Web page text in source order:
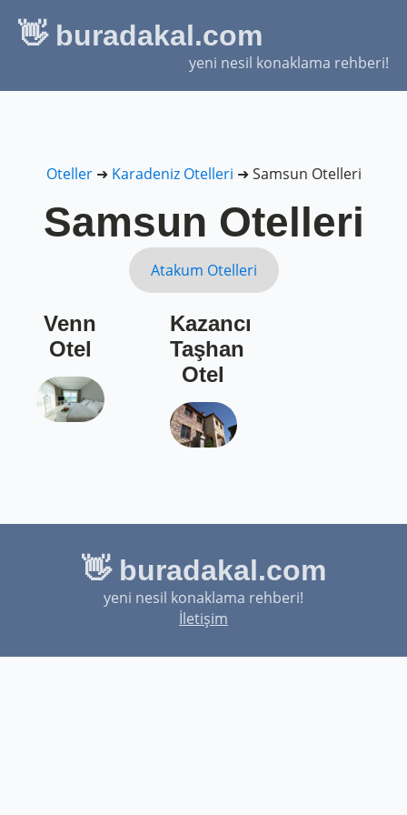
👋 buradakal.com
yeni nesil konaklama rehberi!
Oteller➜ Karadeniz Otelleri ➜ Samsun Otelleri
Samsun Otelleri
Atakum Otelleri
Venn
Otel
Kazancı
Taşhan
Otel
👋 buradakal.com
yeni nesil konaklama rehberi!
İletişim